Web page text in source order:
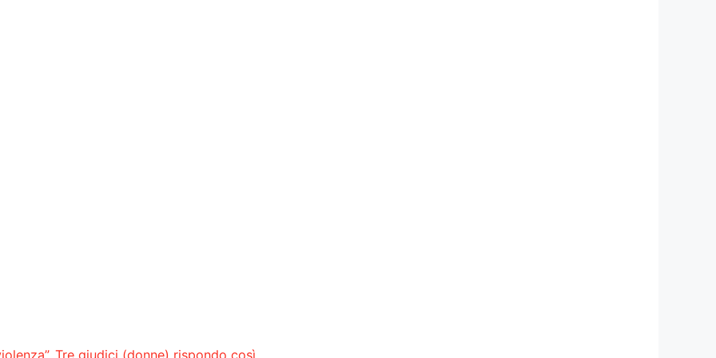
Tre giudici (donne) rispondo così